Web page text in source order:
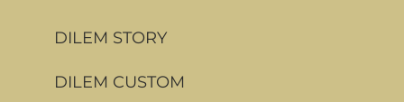
DILEM STORY
DILEM CUSTOM